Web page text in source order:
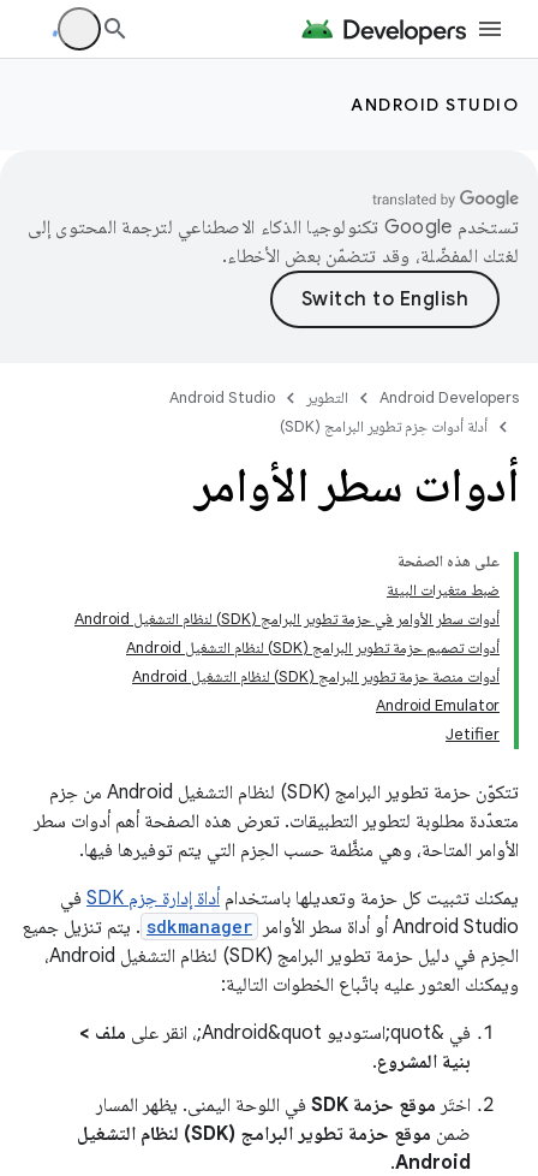
ANDROID STUDIO
تستخدم Google تكنولوجيا الذكاء الاصطناعي لترجمة المحتوى إلى
لغتك المفضّلة، وقد تتضمّن بعض الأخطاء.
Android Developers التطوير
Android Studio
أدلة أدوات حِزم تطوير البرامج (SDK)
أدوات سطر الأوامر
على هذه الصفحة
ضبط متغيرات البيئة
أدوات سطر الأوامر في حزمة تطوير البرامج (SDK) لنظام التشغيل Android
أدوات تصميم حزمة تطوير البرامج (SDK) لنظام التشغيل Android
أدوات منصة حزمة تطوير البرامج (SDK) لنظام التشغيل Android
Android Emulator
Jetifier
تتكوّن حزمة تطوير البرامج (SDK) لنظام التشغيل Android من حِزم
متعدّدة مطلوبة لتطوير التطبيقات. تعرض هذه الصفحة أهم أدوات سطر
الأوامر المتاحة، وهي منظَّمة حسب الحِزم التي يتم توفيرها فيها.
يمكنك تثبيت كل حزمة وتعديلها باستخدام أداة إدارة حِزم SDK
في
Android Studio أو أداة سطر الأوامر
sdkmanager . يتم تنزيل جميع
الحِزم في دليل حزمة تطوير البرامج (SDK) لنظام التشغيل Android،
ويمكنك العثور عليه باتّباع الخطوات التالية:
في &quot;استوديو Android&quot;، انقر على
ملف >
بنية المشروع.
اختَر موقع حزمة SDK
في اللوحة اليمنى. يظهر المسار
ضمن
موقع حزمة تطوير البرامج (SDK) لنظام التشغيل
Android
.